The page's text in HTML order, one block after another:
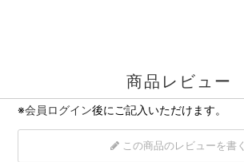
商品レビュー
※会員ログイン後にご記入いただけます。
この商品のレビューを書く